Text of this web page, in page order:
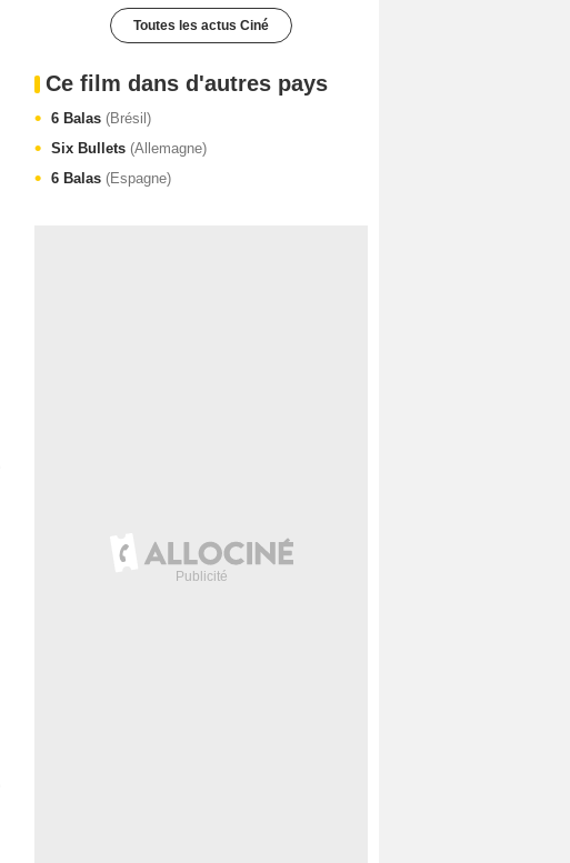
Toutes les actus Ciné
Ce film dans d'autres pays
6 Balas (Brésil)
Six Bullets (Allemagne)
6 Balas (Espagne)